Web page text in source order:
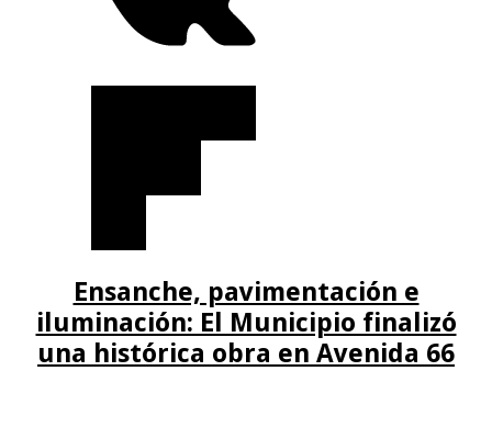
Ensanche, pavimentación e
iluminación: El Municipio finalizó
una histórica obra en Avenida 66